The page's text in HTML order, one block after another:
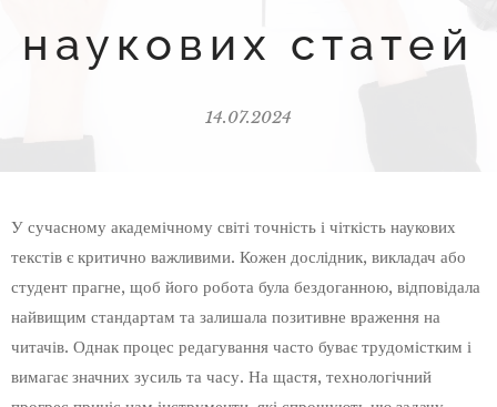
наукових статей
14.07.2024
У сучасному академічному світі точність і чіткість наукових
текстів є критично важливими. Кожен дослідник, викладач або
студент прагне, щоб його робота була бездоганною, відповідала
найвищим стандартам та залишала позитивне враження на
читачів. Однак процес редагування часто буває трудомістким і
вимагає значних зусиль та часу. На щастя, технологічний